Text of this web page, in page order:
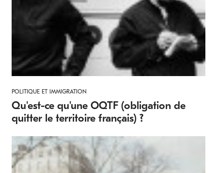
POLITIQUE ET IMMIGRATION
Qu'est-ce qu'une OQTF (obligation de
quitter le territoire français) ?